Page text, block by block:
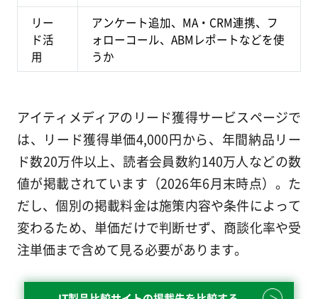
リー
ド活
用
アンケート追加、MA・CRM連携、フ
ォローコール、ABMレポートなどを使
うか
アイティメディアのリード獲得サービスページで
は、リード獲得単価4,000円から、年間納品リー
ド数20万件以上、読者会員数約140万人などの数
値が掲載されています（2026年6月末時点）。た
だし、個別の掲載料金は施策内容や条件によって
変わるため、単価だけで判断せず、商談化率や受
注単価まで含めて見る必要があります。